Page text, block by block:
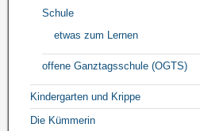
Schule
etwas zum Lernen
offene Ganztagsschule (OGTS)
Kindergarten und Krippe
Die Kümmerin